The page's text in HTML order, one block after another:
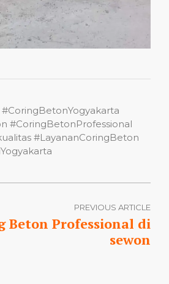
#CoringBetonProfessional
#LayananCoringBeton
PREVIOUS ARTICLE
Beton Professional di
sewon